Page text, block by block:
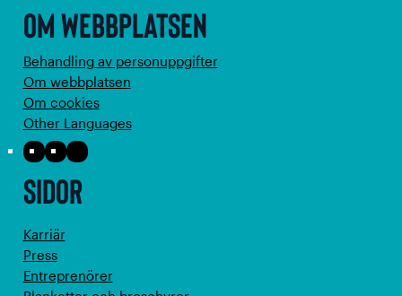
Om webbplatsen
Behandling av personuppgifter
Om webbplatsen
Om cookies
Other Languages
Sidor
Karriär
Press
Entreprenörer